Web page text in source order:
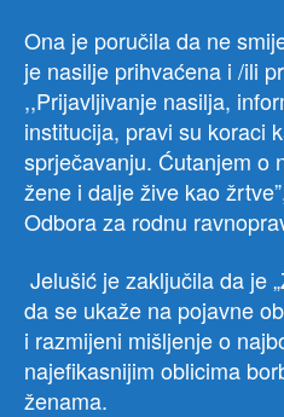
Ona je poručila da ne
je nasilje prihvaćena i /ili
,,Prijavljivanje nasilja,
institucija, pravi su koraci
sprječavanju. Ćutanjem o
žene i dalje žive kao
Odbora za rodnu
Jelušić je zaključila da je
da se ukaže na pojavne
i razmijeni mišljenje o
najefikasnijim oblicima
ženama.